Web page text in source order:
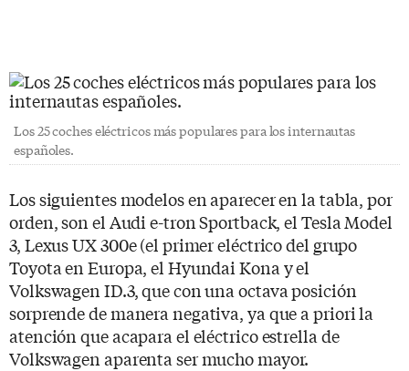
Los 25 coches eléctricos más populares para los internautas
españoles.
Los siguientes modelos en aparecer en la tabla, por
orden, son el Audi e-tron Sportback, el Tesla Model
3, Lexus UX 300e (el primer eléctrico del grupo
Toyota en Europa, el Hyundai Kona y el
Volkswagen ID.3, que con una octava posición
sorprende de manera negativa, ya que a priori la
atención que acapara el eléctrico estrella de
Volkswagen aparenta ser mucho mayor.